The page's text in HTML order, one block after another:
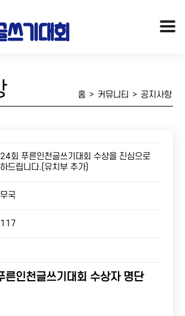
대회안내 / 시상
역대수상자
홈 > 커뮤니티 > 공지사항
회 푸른인천글쓰기대회 수상을 진심으로
드립니다.(유치부 추가)
국
른인천글쓰기대회 수상자 명단